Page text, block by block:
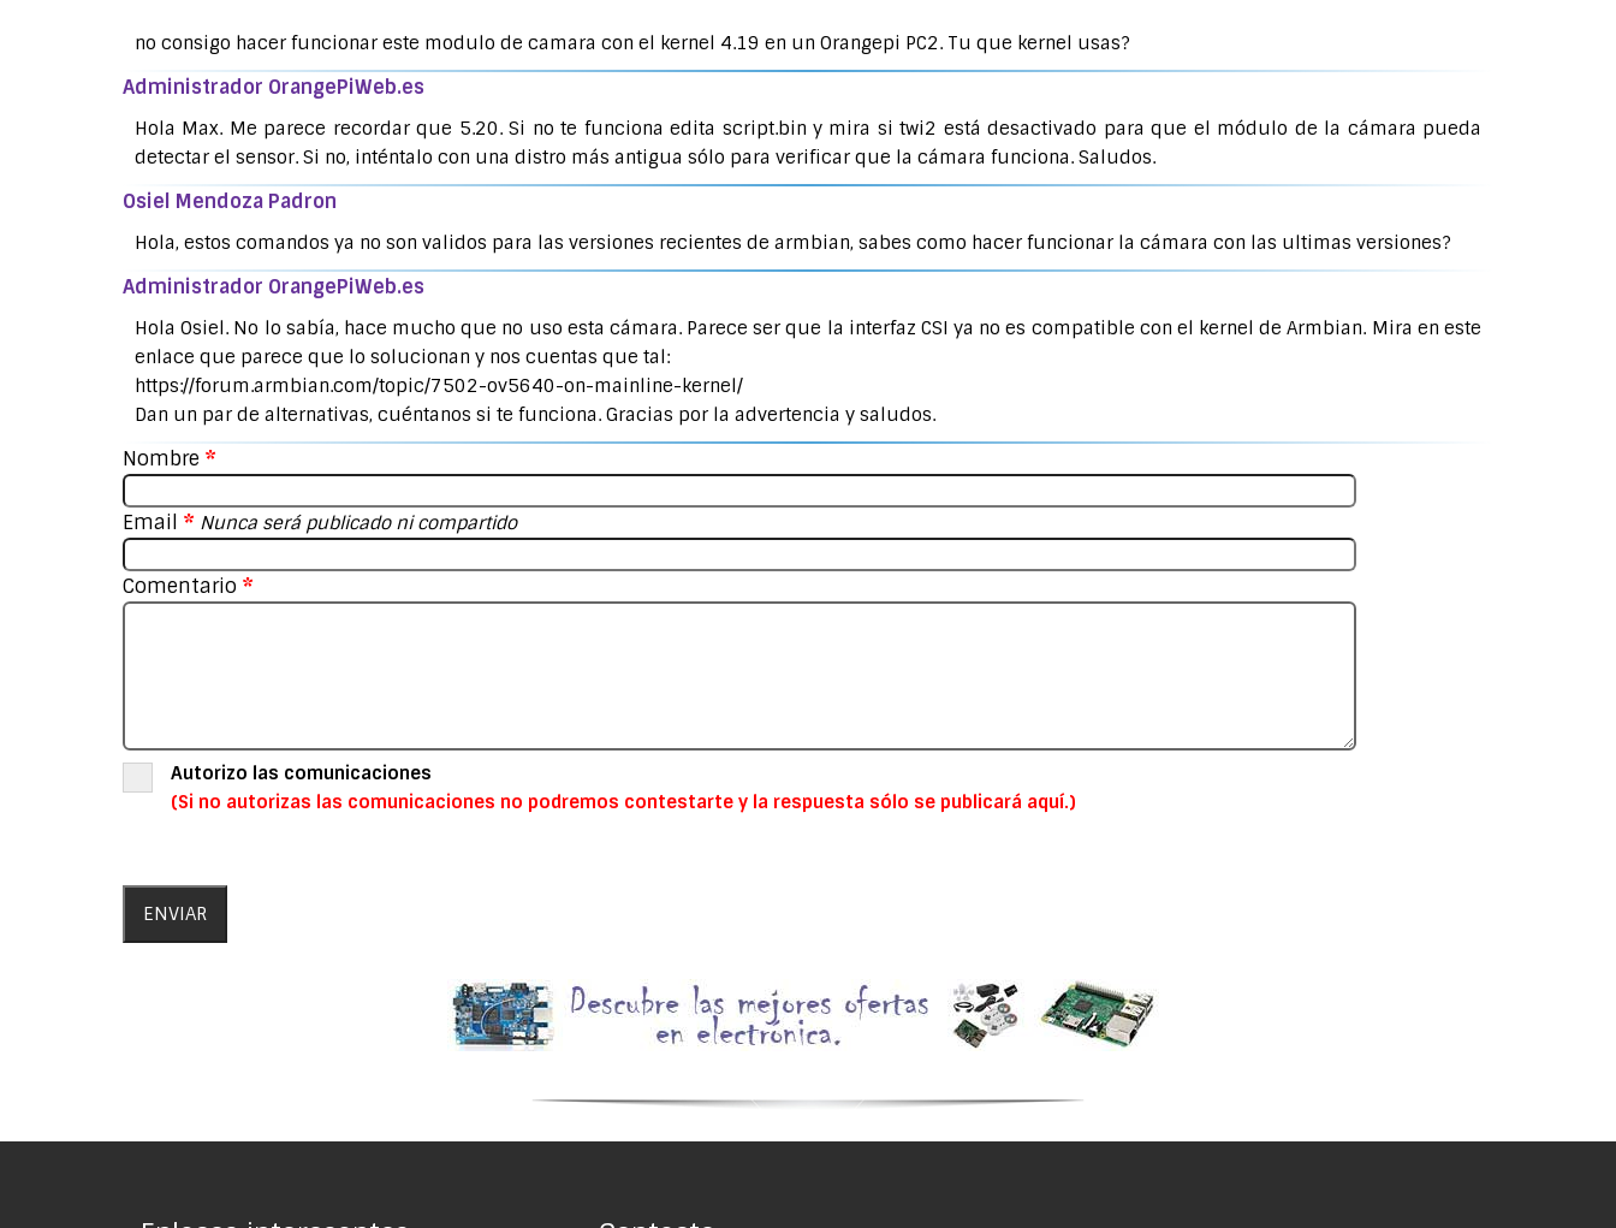
no consigo hacer funcionar este modulo de camara con el kernel 4.19 en un Orangepi PC2. Tu que kernel usas?
Administrador OrangePiWeb.es
Hola Max. Me parece recordar que 5.20. Si no te funciona edita script.bin y mira si twi2 está desactivado para que el módulo de la cámara pueda
detectar el sensor. Si no, inténtalo con una distro más antigua sólo para verificar que la cámara funciona. Saludos.
Osiel Mendoza Padron
Hola, estos comandos ya no son validos para las versiones recientes de armbian, sabes como hacer funcionar la cámara con las ultimas versiones?
Administrador OrangePiWeb.es
Hola Osiel. No lo sabía, hace mucho que no uso esta cámara. Parece ser que la interfaz CSI ya no es compatible con el kernel de Armbian. Mira en este
enlace que parece que lo solucionan y nos cuentas que tal:
https://forum.armbian.com/topic/7502-ov5640-on-mainline-kernel/
Dan un par de alternativas, cuéntanos si te funciona. Gracias por la advertencia y saludos.
Nombre *
Email * Nunca será publicado ni compartido
Comentario *
Autorizo las comunicaciones
(Si no autorizas las comunicaciones no podremos contestarte y la respuesta sólo se publicará aquí.)